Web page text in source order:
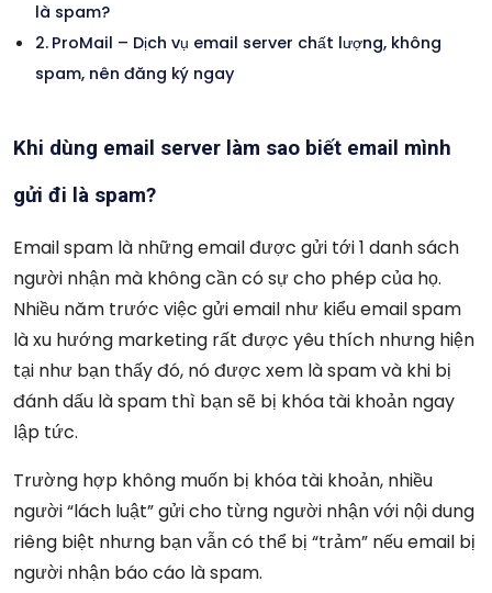
là spam?
ProMail – Dịch vụ email server chất lượng, không
spam, nên đăng ký ngay
Khi dùng email server làm sao biết email mình
gửi đi là spam?
Email spam là những email được gửi tới 1 danh sách
người nhận mà không cần có sự cho phép của họ.
Nhiều năm trước việc gửi email như kiểu email spam
là xu hướng marketing rất được yêu thích nhưng hiện
tại như bạn thấy đó, nó được xem là spam và khi bị
đánh dấu là spam thì bạn sẽ bị khóa tài khoản ngay
lập tức.
Trường hợp không muốn bị khóa tài khoản, nhiều
người “lách luật” gửi cho từng người nhận với nội dung
riêng biệt nhưng bạn vẫn có thể bị “trảm” nếu email bị
người nhận báo cáo là spam.